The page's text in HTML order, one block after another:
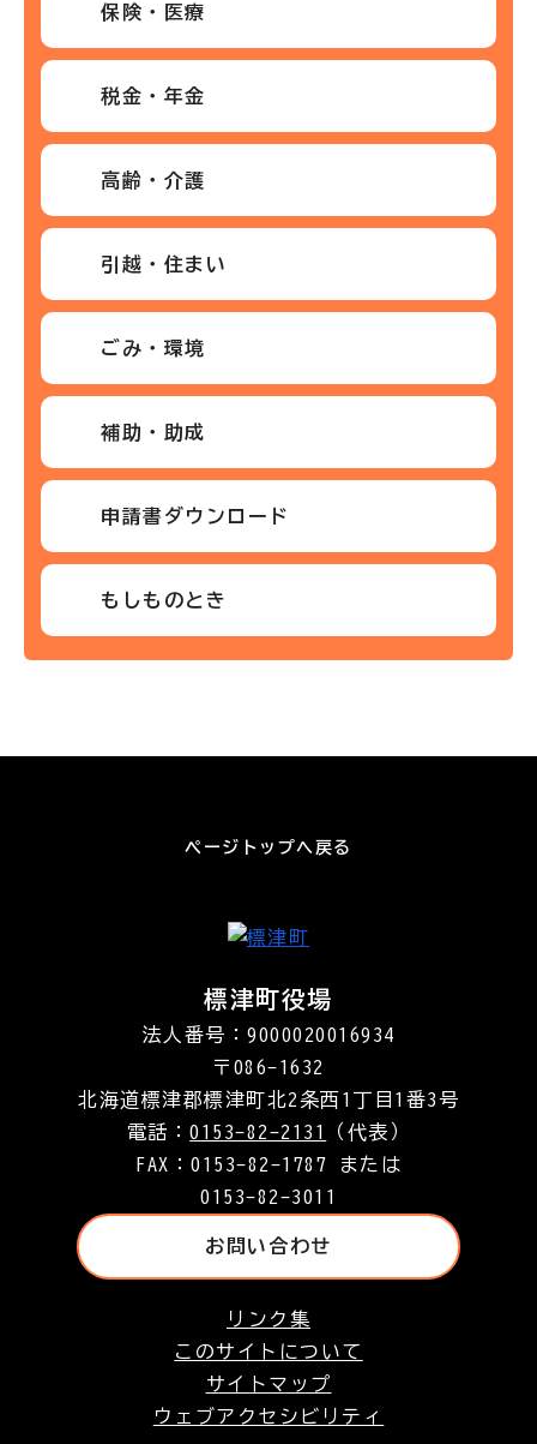
保険・医療
税金・年金
高齢・介護
引越・住まい
ごみ・環境
補助・助成
申請書ダウンロード
もしものとき
ページトップへ戻る
標津町役場
法人番号：9000020016934
〒086-1632
北海道標津郡標津町北2条西1丁目1番3号
電話：0153-82-2131
（代表）
FAX：0153-82-1787 または
0153-82-3011
お問い合わせ
リンク集
このサイトについて
サイトマップ
ウェブアクセシビリティ